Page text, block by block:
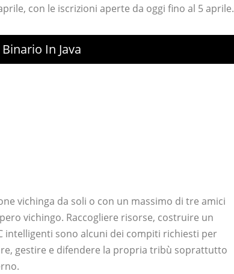
con le iscrizioni aperte da oggi fino al 5 aprile.
In Java
vichinga da soli o con un massimo di tre amici
vichingo. Raccogliere risorse, costruire un
intelligenti sono alcuni dei compiti richiesti per
gestire e difendere la propria tribù soprattutto